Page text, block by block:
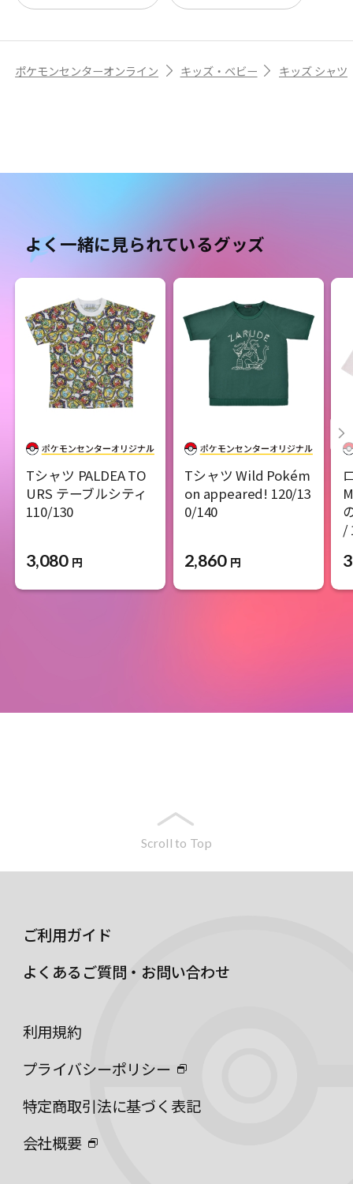
ポケモンセンターオンライン キッズ・ベビー キッズ シャツ
よく一緒に見られているグッズ
Tシャツ PALDEA TO
URS テーブルシティ
110/130
3,080 円
Tシャツ Wild Pokém
on appeared! 120/13
0/140
2,860 円
/
Scroll to Top
ご利用ガイド
よくあるご質問・お問い合わせ
利用規約
プライバシーポリシー
特定商取引法に基づく表記
会社概要